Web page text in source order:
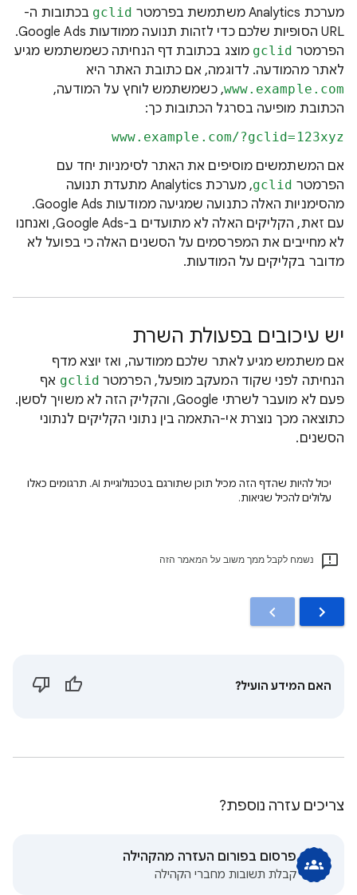
מערכת Analytics משתמשת בפרמטר gclid בכתובות ה-
URL הסופיות שלכם כדי לזהות תנועה ממודעות Google Ads.
הפרמטר gclid מוצג בכתובת דף הנחיתה כשמשתמש מגיע
לאתר מהמודעה. לדוגמה, אם כתובת האתר היא
www.example.com, כשמשתמש לוחץ על המודעה,
הכתובת מופיעה בסרגל הכתובות כך:
www.example.com/?gclid=123xyz
אם המשתמשים מוסיפים את האתר לסימניות יחד עם
הפרמטר gclid
, מערכת Analytics מתעדת תנועה
מהסימניות האלה כתנועה שמגיעה ממודעות Google Ads.
עם זאת, הקליקים האלה לא מתועדים ב-Google Ads, ואנחנו
לא מחייבים את המפרסמים על הסשנים האלה כי בפועל לא
מדובר בקליקים על המודעות.
יש עיכובים בפעולת השרת
אם משתמש מגיע לאתר שלכם ממודעה, ואז יוצא מדף
הנחיתה לפני שקוד המעקב מופעל, הפרמטר gclid אף
פעם לא מועבר לשרתי Google, והקליק הזה לא משויך לסשן.
כתוצאה מכך נוצרת אי-התאמה בין נתוני הקליקים לנתוני
הסשנים.
יכול להיות שהדף הזה מכיל תוכן שתורגם בטכנולוגיית AI. תרגומים כאלו
עלולים להכיל שגיאות.
נשמח לקבל ממך משוב על המאמר הזה
האם המידע הועיל?
צריכים עזרה נוספת?
פרסום בפורום העזרה מהקהילה
קבלת תשובות מחברי הקהילה